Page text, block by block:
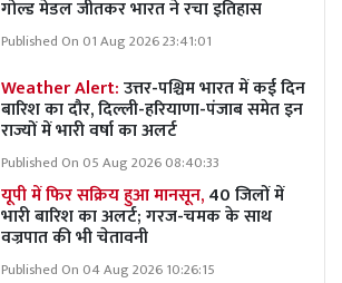
गोल्ड मेडल जीतकर भारत ने रचा इतिहास
Published On 01 Aug 2026 23:41:01
Weather Alert:उत्तर-पश्चिम भारत में कई दिन
बारिश का दौर, दिल्ली-हरियाणा-पंजाब समेत इन
राज्यों में भारी वर्षा का अलर्ट
Published On 05 Aug 2026 08:40:33
यूपी में फिर सक्रिय हुआ मानसून,40 जिलों में
भारी बारिश का अलर्ट; गरज-चमक के साथ
वज्रपात की भी चेतावनी
Published On 04 Aug 2026 10:26:15